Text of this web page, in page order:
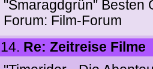
"Smaragdgrün" Besten
Forum: Film-Forum
14. Re: Zeitreise Filme